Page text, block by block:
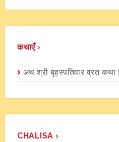
कथाएँ ›
अथ श्री बृहस्पतिवार व्रत
CHALISA ›